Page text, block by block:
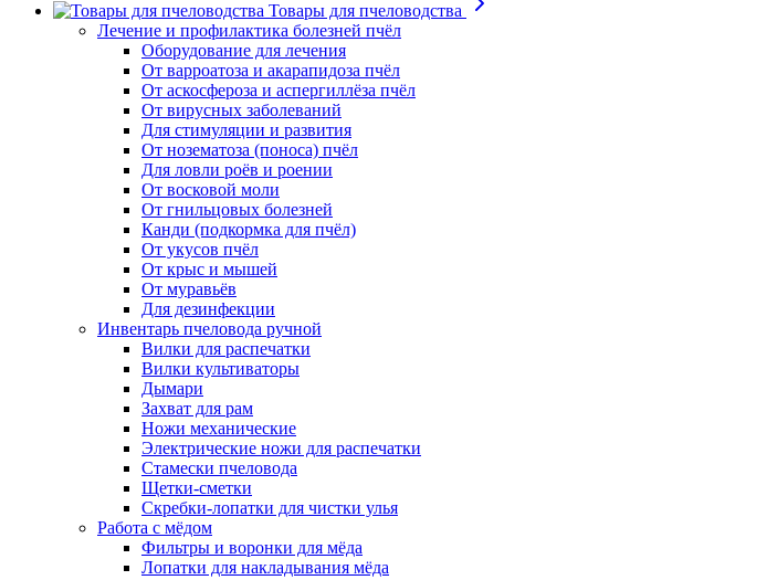
Товары для пчеловодства
Лечение и профилактика болезней пчёл
Оборудование для лечения
От варроатоза и акарапидоза пчёл
От аскосфероза и аспергиллёза пчёл
От вирусных заболеваний
Для стимуляции и развития
От нозематоза (поноса) пчёл
Для ловли роёв и роении
От восковой моли
От гнильцовых болезней
Канди (подкормка для пчёл)
От укусов пчёл
От крыс и мышей
От муравьёв
Для дезинфекции
Инвентарь пчеловода ручной
Вилки для распечатки
Вилки культиваторы
Дымари
Захват для рам
Ножи механические
Электрические ножи для распечатки
Стамески пчеловода
Щетки-сметки
Скребки-лопатки для чистки улья
Работа с мёдом
Фильтры и воронки для мёда
Лопатки для накладывания мёда